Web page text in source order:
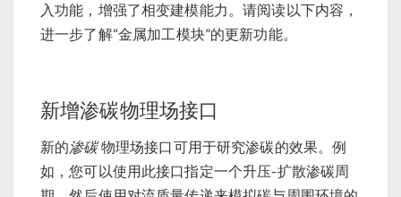
入功能，增强了相变建模能力。请阅读以下内容，
进一步了解“金属加工模块”的更新功能。
新增渗碳物理场接口
新的渗碳物理场接口可用于研究渗碳的效果。例
如，您可以使用此接口指定一个升压-扩散渗碳周